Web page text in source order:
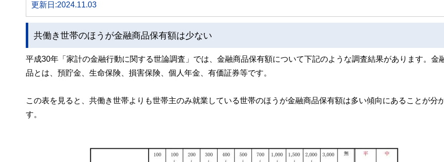
更新日:2024.11.03
共働き世帯のほうが金融商品保有額は少ない
平成30年「家計の金融行動に関する世論調査」では、金融商品保有額について下記のような調査結果があります。金
品とは、預貯金、生命保険、損害保険、個人年金、有価証券等です。
この表を見ると、共働き世帯よりも世帯主のみ就業している世帯のほうが金融商品保有額は多い傾向にあることが分
す。